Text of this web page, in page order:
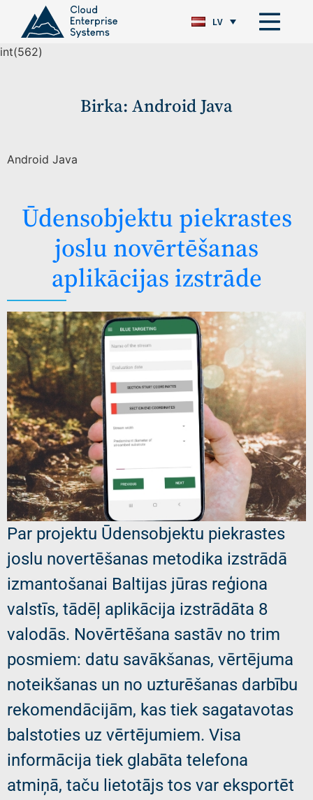
LV
int(562)
Birka: Android Java
Android Java
Ūdensobjektu piekrastes
joslu novērtēšanas
aplikācijas izstrāde
Par projektu Ūdensobjektu piekrastes
joslu novertēšanas metodika izstrādā
izmantošanai Baltijas jūras reģiona
valstīs, tādēļ aplikācija izstrādāta 8
valodās. Novērtēšana sastāv no trim
posmiem: datu savākšanas, vērtējuma
noteikšanas un no uzturēšanas darbību
rekomendācijām, kas tiek sagatavotas
balstoties uz vērtējumiem. Visa
informācija tiek glabāta telefona
atmiņā, taču lietotājs tos var eksportēt